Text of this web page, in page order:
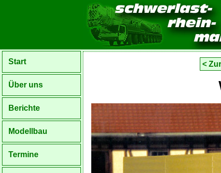
Start
Über uns
Berichte
Modellbau
Termine
<